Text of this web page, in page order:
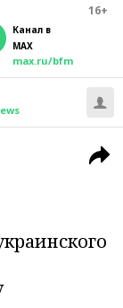
16+
Канал в
MAX
max.ru/bfm